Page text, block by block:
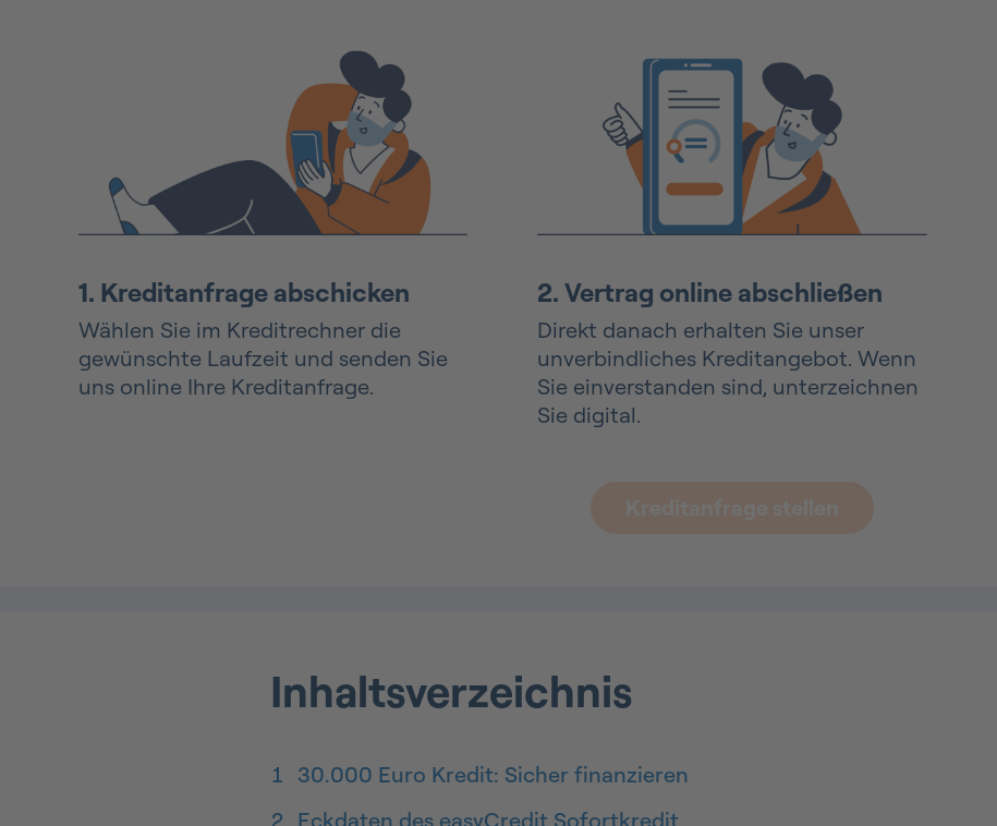
1. Kreditanfrage abschicken
Wählen Sie im Kreditrechner die
gewünschte Laufzeit und senden Sie
uns online Ihre Kreditanfrage.
2.Vertrag online abschließen
Direkt danach erhalten Sie unser
unverbindliches Kreditangebot. Wenn
Sie einverstanden sind, unterzeichnen
Sie digital.
Inhaltsverzeichnis
1 30.000 Euro Kredit: Sicher finanzieren
2 Eckdaten des easyCredit Sofortkredit